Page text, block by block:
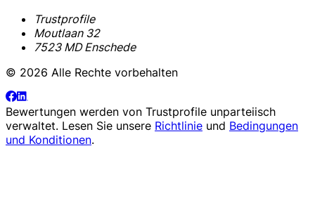
Trustprofile
Moutlaan 32
7523 MD Enschede
© 2026 Alle Rechte vorbehalten
Bewertungen werden von Trustprofile unparteiisch
verwaltet. Lesen Sie unsere Richtlinie und Bedingungen
und Konditionen.